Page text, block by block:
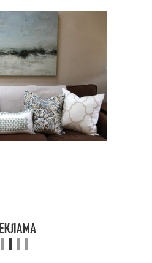
Идеи для осенних
Осенние поделки